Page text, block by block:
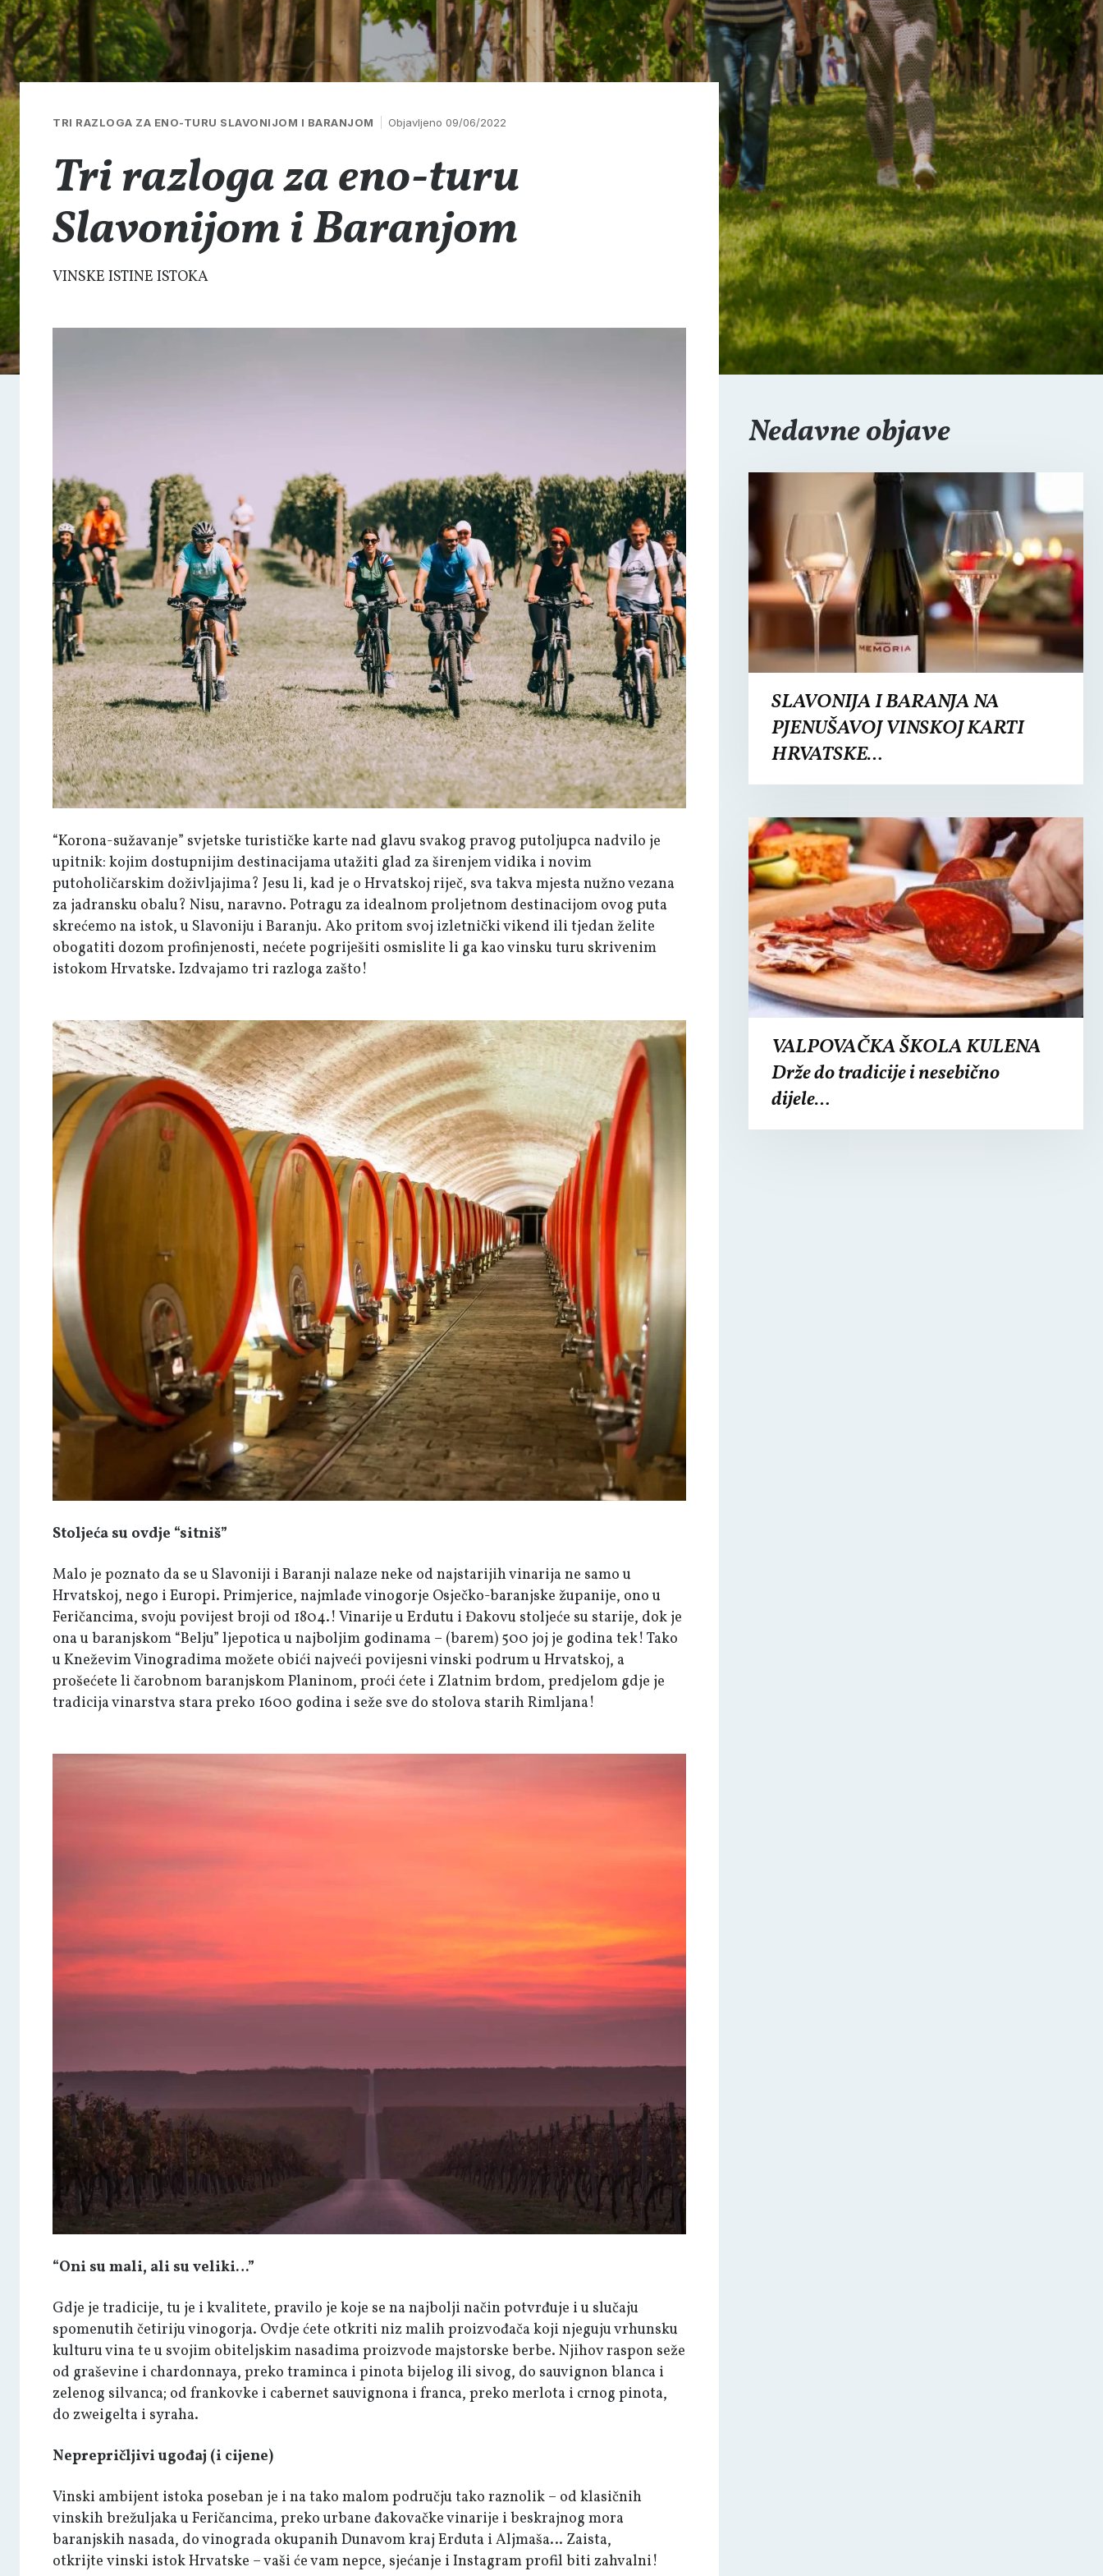
TRI RAZLOGA ZA ENO-TURU SLAVONIJOM I BARANJOM Objavljeno 09/06/2022
Tri razloga za eno-turu
Slavonijom i Baranjom
VINSKE ISTINE ISTOKA
“Korona-sužavanje” svjetske turističke karte nad glavu svakog pravog putoljupca nadvilo je
upitnik: kojim dostupnijim destinacijama utažiti glad za širenjem vidika i novim
putoholičarskim doživljajima? Jesu li, kad je o Hrvatskoj riječ, sva takva mjesta nužno vezana
za jadransku obalu? Nisu, naravno. Potragu za idealnom proljetnom destinacijom ovog puta
skrećemo na istok, u Slavoniju i Baranju. Ako pritom svoj izletnički vikend ili tjedan želite
obogatiti dozom profinjenosti, nećete pogriješiti osmislite li ga kao vinsku turu skrivenim
istokom Hrvatske. Izdvajamo tri razloga zašto!
Stoljeća su ovdje “sitniš”
Malo je poznato da se u Slavoniji i Baranji nalaze neke od najstarijih vinarija ne samo u
Hrvatskoj, nego i Europi. Primjerice, najmlađe vinogorje Osječko-baranjske županije, ono u
Feričancima, svoju povijest broji od 1804.! Vinarije u Erdutu i Đakovu stoljeće su starije, dok je
ona u baranjskom “Belju” ljepotica u najboljim godinama – (barem) 500 joj je godina tek! Tako
u Kneževim Vinogradima možete obići najveći povijesni vinski podrum u Hrvatskoj, a
prošećete li čarobnom baranjskom Planinom, proći ćete i Zlatnim brdom, predjelom gdje je
tradicija vinarstva stara preko 1600 godina i seže sve do stolova starih Rimljana!
“Oni su mali, ali su veliki…”
Gdje je tradicije, tu je i kvalitete, pravilo je koje se na najbolji način potvrđuje i u slučaju
spomenutih četiriju vinogorja. Ovdje ćete otkriti niz malih proizvođača koji njeguju vrhunsku
kulturu vina te u svojim obiteljskim nasadima proizvode majstorske berbe. Njihov raspon seže
od graševine i chardonnaya, preko traminca i pinota bijelog ili sivog, do sauvignon blanca i
zelenog silvanca; od frankovke i cabernet sauvignona i franca, preko merlota i crnog pinota,
do zweigelta i syraha.
Neprepričljivi ugođaj (i cijene)
Vinski ambijent istoka poseban je i na tako malom području tako raznolik – od klasičnih
vinskih brežuljaka u Feričancima, preko urbane đakovačke vinarije i beskrajnog mora
baranjskih nasada, do vinograda okupanih Dunavom kraj Erduta i Aljmaša… Zaista,
otkrijte vinski istok Hrvatske – vaši će vam nepce, sjećanje i Instagram profil biti zahvalni!
Nedavne objave
SLAVONIJA I BARANJA NA
PJENUŠAVOJ VINSKOJ KARTI
HRVATSKE…
VALPOVAČKA ŠKOLA KULENA
Drže do tradicije i nesebično
dijele…